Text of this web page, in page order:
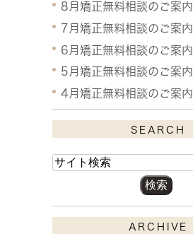
8月矯正無料相談のご案内
7月矯正無料相談のご案内
6月矯正無料相談のご案内
5月矯正無料相談のご案内
4月矯正無料相談のご案内
SEARCH
ARCHIVE